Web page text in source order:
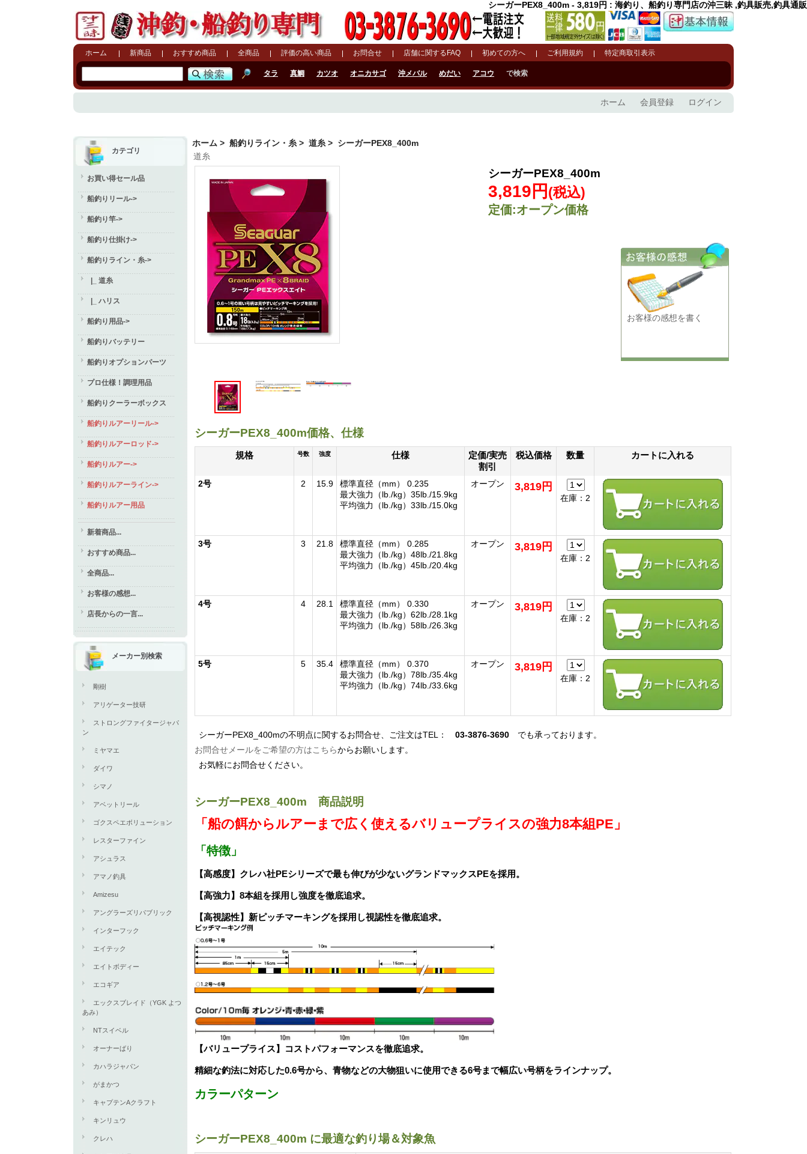
シーガーPEX8_400m - 3,819円 : 海釣り、船釣り専門店の沖三昧 ,釣具販売,釣具通販
ホーム 新商品 おすすめ商品 全商品 評価の高い商品 お問合せ 店舗に関するFAQ 初めての方へ ご利用規約 特定商取引表示
タラ 真鯛 カツオ オニカサゴ 沖メバル めだい アコウ で検索
ホーム 会員登録 ログイン
カテゴリ
お買い得セール品
船釣りリール->
船釣り竿->
船釣り仕掛け->
船釣りライン・糸->
|_ 道糸
|_ ハリス
船釣り用品->
船釣りバッテリー
船釣りオプションパーツ
プロ仕様！調理用品
船釣りクーラーボックス
船釣りルアーリール->
船釣りルアーロッド->
船釣りルアー->
船釣りルアーライン->
船釣りルアー用品
新着商品...
おすすめ商品...
全商品...
お客様の感想...
店長からの一言...
メーカー別検索
剛樹
アリゲーター技研
ストロングファイタージャパ
ン
ミヤマエ
ダイワ
シマノ
アベットリール
ゴクスペエボリューション
レスターファイン
アシュラス
アマノ釣具
Amizesu
アングラーズリパブリック
インターフック
エイテック
エイトボディー
エコギア
エックスブレイド（YGK よつ
あみ）
NTスイベル
オーナーばり
カハラジャパン
がまかつ
キャプテンAクラフト
キンリュウ
クレハ
ホーム > 船釣りライン・糸 > 道糸 > シーガーPEX8_400m
道糸
シーガーPEX8_400m
3,819円 (税込)
定価:オープン価格
お客様の感想を書く
シーガーPEX8_400m価格、仕様
規格 号数 強度 仕様
定価/実売
割引
税込価格 数量 カートに入れる
2号 2 15.9
標準直径（mm） 0.235
最大強力（lb./kg）35lb./15.9kg
平均強力（lb./kg）33lb./15.0kg
オープン 3,819円
在庫：2
3号 3 21.8
標準直径（mm） 0.285
最大強力（lb./kg）48lb./21.8kg
平均強力（lb./kg）45lb./20.4kg
オープン 3,819円
在庫：2
4号 4 28.1
標準直径（mm） 0.330
最大強力（lb./kg）62lb./28.1kg
平均強力（lb./kg）58lb./26.3kg
オープン 3,819円
在庫：2
5号 5 35.4
標準直径（mm） 0.370
最大強力（lb./kg）78lb./35.4kg
平均強力（lb./kg）74lb./33.6kg
オープン 3,819円
在庫：2
シーガーPEX8_400mの不明点に関するお問合せ、ご注文はTEL： 03-3876-3690 でも承っております。
お問合せメールをご希望の方はこちらからお願いします。
お気軽にお問合せください。
シーガーPEX8_400m 商品説明
「船の餌からルアーまで広く使えるバリュープライスの強力8本組PE」
「特徴」
【高感度】クレハ社PEシリーズで最も伸びが少ないグランドマックスPEを採用。
【高強力】8本組を採用し強度を徹底追求。
【高視認性】新ピッチマーキングを採用し視認性を徹底追求。
【バリュープライス】コストパフォーマンスを徹底追求。
精細な釣法に対応した0.6号から、青物などの大物狙いに使用できる6号まで幅広い号柄をラインナップ。
カラーパターン
シーガーPEX8_400m に最適な釣り場＆対象魚